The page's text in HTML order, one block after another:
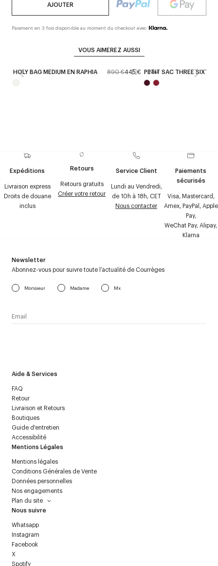
AJOUTER
Paiement en 3 fois disponible au moment du checkout avec
VOUS AIMEREZ AUSSI
HOLY BAG MEDIUM EN RAPHIA 890 €445 € New
PETIT SAC THREE SIXTY
Expéditions
Livraison express
Droits de douane
inclus
Retours
Retours gratuits
Créer votre retour
Service Client
Lundi au Vendredi,
de 10h à 18h, CET
Nous contacter
Paiements
sécurisés
Visa, Mastercard,
Amex, PayPal, Apple
Pay,
WeChat Pay, Alipay,
Klarna
Aide & Services
FAQ
Retour
Livraison et Retours
Boutiques
Guide d'entretien
Accessibilité
Mentions Légales
Mentions légales
Conditions Générales de Vente
Données personnelles
Nos engagements
Plan du site
Nous suivre
Whatsapp
Instagram
Facebook
X
Spotify
Newsletter
Abonnez-vous pour suivre toute l’actualité de Courrèges
Monsieur Madame Mx